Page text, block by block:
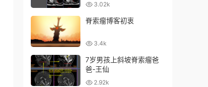
3.02k
脊索瘤博客初衷
3.4k
7岁男孩上斜坡脊索瘤爸
爸-王仙
2.92k